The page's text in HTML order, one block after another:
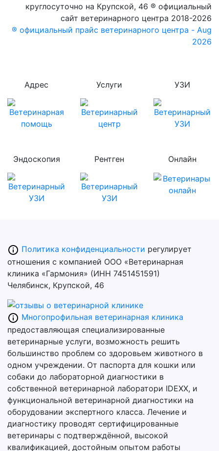
круглосуточно на Крупской, 46 ® официальный
сайт ветеринарного центра 2018-2026
® официальный прайс ветеринарного центра - Aug
2026
Адрес Услуги УЗИ
Эндоскопия Рентген Онлайн
Политика конфиденциальности регулирует
отношения с компанией ООО «Ветеринарная
клиника «Гармония» (ИНН 7451451591)
Челябинск, Крупской, 46
Многопрофильная ветеринарная клиника
предоставляющая специализированные
ветеринарные услуги, возможность решить
большинство проблем со здоровьем животного в
одном учреждении. От паспорта для кошки или
собаки до лабораторной диагностики в
собственной ветеринарной лаборатори IDEXX, и
функциональной ветеринарной диагностики на
оборудовании экспертного класса. Лечение и
диагностику проводят сертифицированные
ветеринары с подтверждённой, высокой
квалификацией, достойным опытом работы